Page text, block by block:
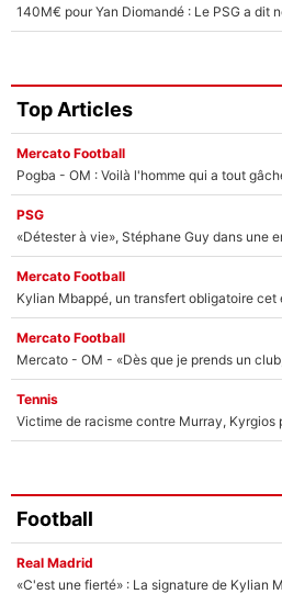
Top Articles
Mercato Football
Pogba - OM : Voilà l'homme qui a tout
PSG
«Détester à vie», Stéphane Guy dans une
Mercato Football
Kylian Mbappé, un transfert obligatoire cet
Mercato Football
Tennis
Football
Real Madrid